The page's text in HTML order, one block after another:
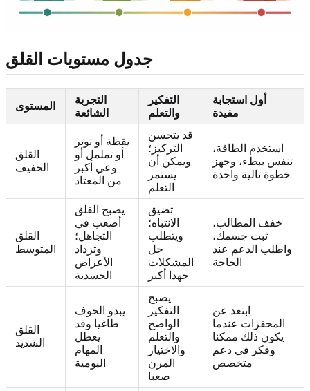
جدول مستويات القلق
المستوى
التجربة
الشائعة
التفكير
والتعلم
أول استجابة
مفيدة
القلق
الخفيف
يقظة أو توتر
أو تململ أو
وعي أكبر
من المعتاد
قد يتحسن
التركيز؛
ويمكن أن
يستمر
التعلم
استخدم الطاقة،
تنفس ببطء، وجهز
خطوة تالية واحدة
القلق
المتوسط
يصبح القلق
أصعب في
التجاهل؛
وتزداد
الأعراض
الجسدية
تضيق
الانتباه؛
ويتطلب
حل
المشكلات
جهدا أكبر
خفف المطالب،
ثبت جسمك،
واطلب الدعم عند
الحاجة
القلق
الشديد
يبدو الخوف
طاغيا وقد
يعطل
المهام
اليومية
يصبح
التفكير
الواضح
والتعلم
والاختيار
المرن
صعبا
ابتعد عن
المحفزات عندما
يكون ذلك ممكنا
وفكر في دعم
متخصص